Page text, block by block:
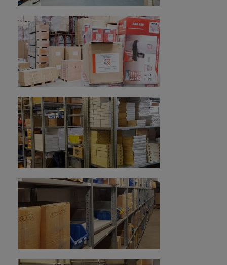
Jakub Ketko
Péče o zákazníky/ zpracování objednávek - (nativní
CZ)
+43 7289 71 562-534
ex05@holzmann-maschinen.at
a světovými maloobchodními řetězci, zejména v
německy mluvícíh zemích.
2013
2014
Úplný přechod na nový IT/ERP systém (SAP).
2016
Klaus Schörgenhuber odchází do důchodu a
společnost přebírá Erich Humer s Danielem
Schörgenhuberem.